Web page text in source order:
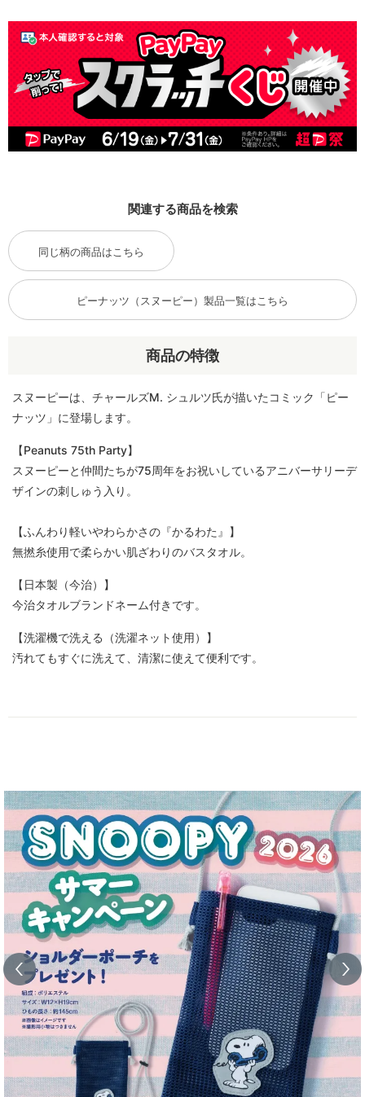
商品の特徴
スヌーピーは、チャールズM. シュルツ氏が描いたコミック「ピー
ナッツ」に登場します。
【Peanuts 75th Party】
スヌーピーと仲間たちが75周年をお祝いしているアニバーサリーデ
ザインの刺しゅう入り。
【ふんわり軽いやわらかさの『かるわた』】
無撚糸使用で柔らかい肌ざわりのバスタオル。
【日本製（今治）】
今治タオルブランドネーム付きです。
【洗濯機で洗える（洗濯ネット使用）】
汚れてもすぐに洗えて、清潔に使えて便利です。
関連する商品を検索
同じ柄の商品はこちら
ピーナッツ（スヌーピー）製品一覧はこちら